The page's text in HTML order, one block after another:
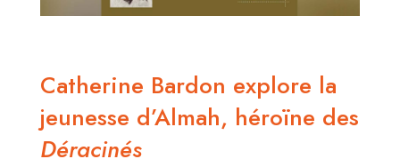
Catherine Bardon explore la
jeunesse d’Almah, héroïne des
Déracinés